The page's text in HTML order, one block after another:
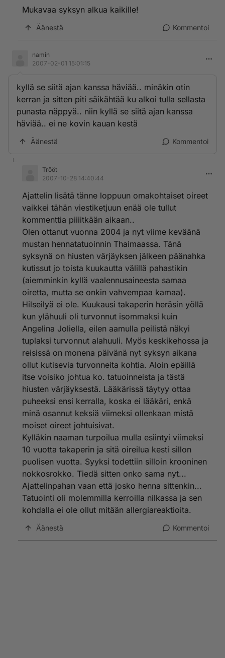
Mukavaa syksyn alkua kaikille!
Äänestä Kommentoi
namin
2007-02-01 15:01:15
kyllä se siitä ajan kanssa häviää.. minäkin otin
kerran ja sitten piti säikähtää ku alkoi tulla sellasta
punasta näppyä.. niin kyllä se siitä ajan kanssa
häviää.. ei ne kovin kauan kestä
Äänestä Kommentoi
Trööt
2007-10-28 14:40:44
Ajattelin lisätä tänne loppuun omakohtaiset oireet
vaikkei tähän viestiketjuun enää ole tullut
kommenttia piiiitkään aikaan..
Olen ottanut vuonna 2004 ja nyt viime keväänä
mustan hennatatuoinnin Thaimaassa. Tänä
syksynä on hiusten värjäyksen jälkeen päänahka
kutissut jo toista kuukautta välillä pahastikin
(aiemminkin kyllä vaalennusaineesta samaa
oiretta, mutta se onkin vahvempaa kamaa).
Hilseilyä ei ole. Kuukausi takaperin heräsin yöllä
kun ylähuuli oli turvonnut isommaksi kuin
Angelina Joliella, eilen aamulla peilistä näkyi
tuplaksi turvonnut alahuuli. Myös keskikehossa ja
reisissä on monena päivänä nyt syksyn aikana
ollut kutisevia turvonneita kohtia. Aloin epäillä
itse voisiko johtua ko. tatuoinneista ja tästä
hiusten värjäyksestä. Lääkärissä täytyy ottaa
puheeksi ensi kerralla, koska ei lääkäri, enkä
minä osannut keksiä viimeksi ollenkaan mistä
moiset oireet johtuisivat.
Kylläkin naaman turpoilua mulla esiintyi viimeksi
10 vuotta takaperin ja sitä oireilua kesti sillon
puolisen vuotta. Syyksi todettiin silloin krooninen
nokkosrokko. Tiedä sitten onko sama nyt...
Ajattelinpahan vaan että josko henna sittenkin...
Tatuointi oli molemmilla kerroilla nilkassa ja sen
kohdalla ei ole ollut mitään allergiareaktioita.
Äänestä Kommentoi